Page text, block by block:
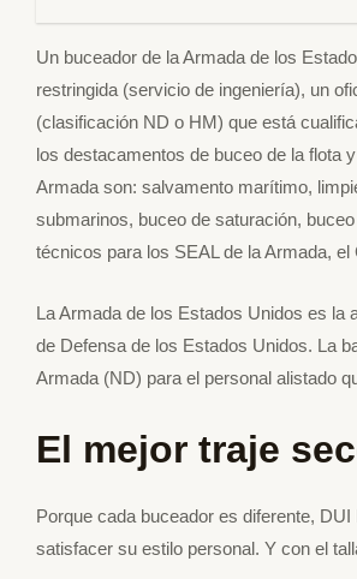
Un buceador de la Armada de los
restringida (servicio de ingeniería), un
(clasificación ND o HM) que está
los destacamentos de buceo de la flota
Armada son: salvamento marítimo,
submarinos, buceo de saturación,
técnicos para los SEAL de la Armada,
La Armada de los Estados Unidos es la
de Defensa de los Estados Unidos. La
Armada (ND) para el personal alistado
El mejor traje
Porque cada buceador es diferente,
satisfacer su estilo personal. Y con el